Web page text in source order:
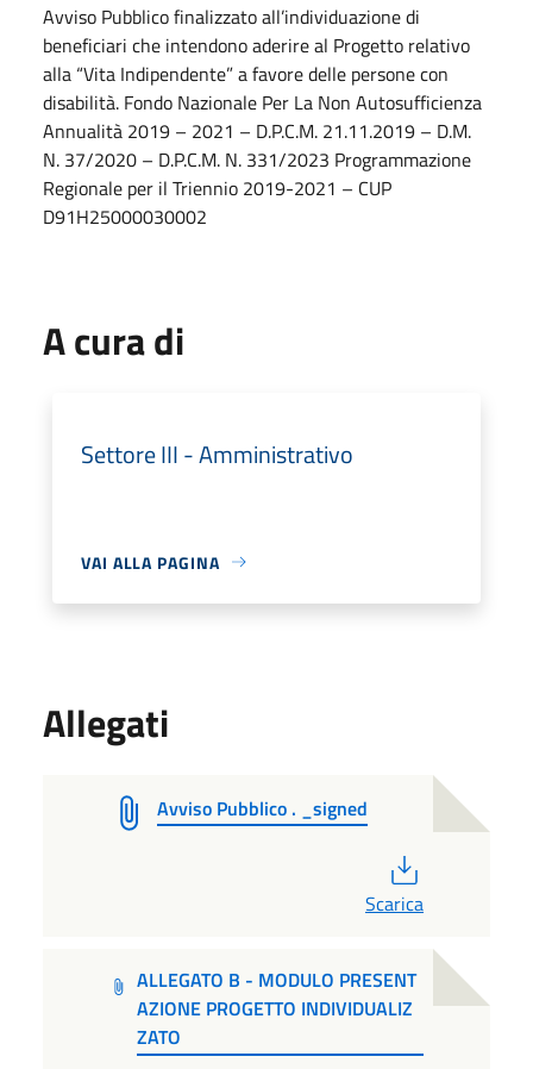
Avviso Pubblico finalizzato all’individuazione di
beneficiari che intendono aderire al Progetto relativo
alla “Vita Indipendente” a favore delle persone con
disabilità. Fondo Nazionale Per La Non Autosufficienza
Annualità 2019 – 2021 – D.P.C.M. 21.11.2019 – D.M.
N. 37/2020 – D.P.C.M. N. 331/2023 Programmazione
Regionale per il Triennio 2019-2021 – CUP
D91H25000030002
A cura di
Settore III - Amministrativo
VAI ALLA PAGINA
Allegati
Avviso Pubblico . _signed
Scarica
ALLEGATO B - MODULO PRESENT
AZIONE PROGETTO INDIVIDUALIZ
ZATO